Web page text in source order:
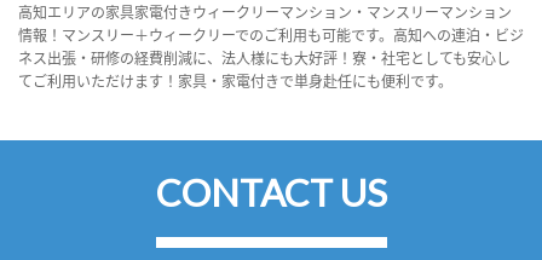
高知エリアの家具家電付きウィークリーマンション・マンスリーマンション
情報！マンスリー＋ウィークリーでのご利用も可能です。高知への連泊・ビジ
ネス出張・研修の経費削減に、法人様にも大好評！寮・社宅としても安心し
てご利用いただけます！家具・家電付きで単身赴任にも便利です。
CONTACT US